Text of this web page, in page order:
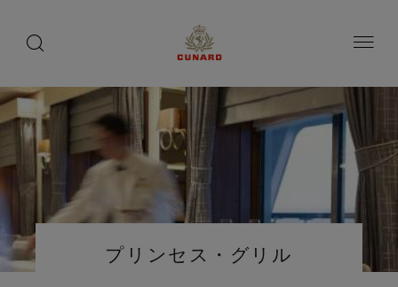
へ
ス
キ
ッ
プ
プリンセス・グリル
of
guests
of
crew
し
み